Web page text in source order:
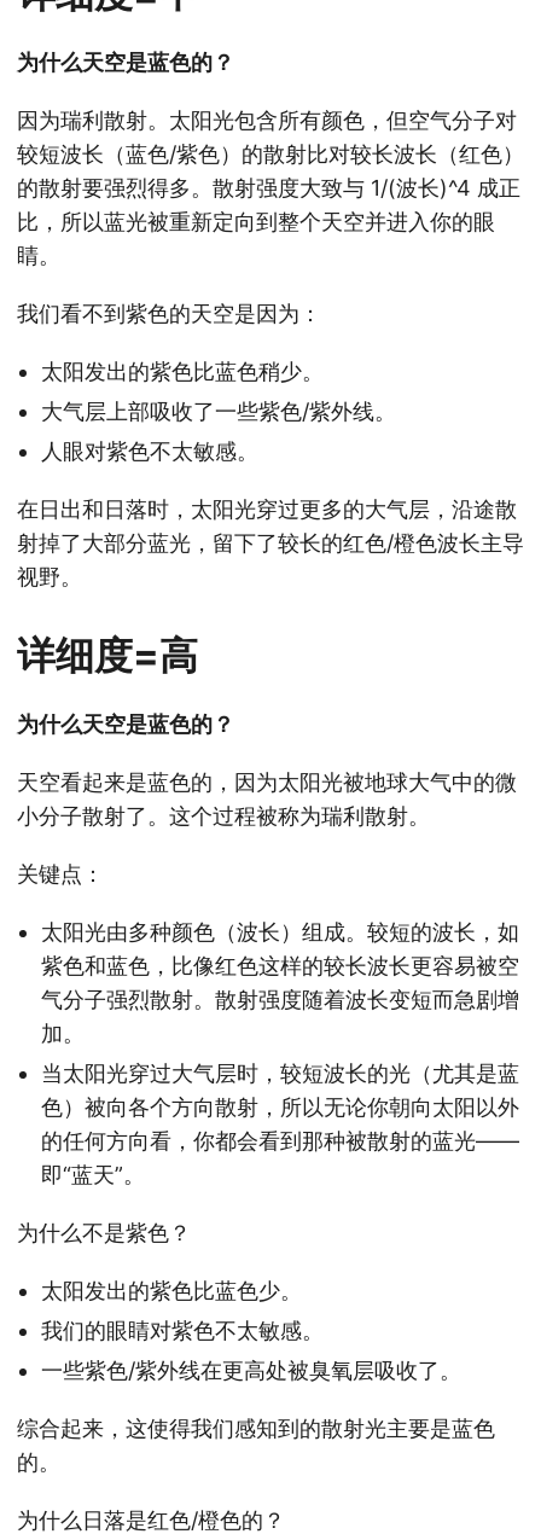
为什么天空是蓝色的？
因为瑞利散射。太阳光包含所有颜色，但空气分子对
较短波长（蓝色/紫色）的散射比对较长波长（红色）
的散射要强烈得多。散射强度大致与 1/(波长)^4 成正
比，所以蓝光被重新定向到整个天空并进入你的眼
睛。
我们看不到紫色的天空是因为：
太阳发出的紫色比蓝色稍少。
大气层上部吸收了一些紫色/紫外线。
人眼对紫色不太敏感。
在日出和日落时，太阳光穿过更多的大气层，沿途散
射掉了大部分蓝光，留下了较长的红色/橙色波长主导
视野。
详细度=高
为什么天空是蓝色的？
天空看起来是蓝色的，因为太阳光被地球大气中的微
小分子散射了。这个过程被称为瑞利散射。
关键点：
太阳光由多种颜色（波长）组成。较短的波长，如
紫色和蓝色，比像红色这样的较长波长更容易被空
气分子强烈散射。散射强度随着波长变短而急剧增
加。
当太阳光穿过大气层时，较短波长的光（尤其是蓝
色）被向各个方向散射，所以无论你朝向太阳以外
的任何方向看，你都会看到那种被散射的蓝光——
即“蓝天”。
为什么不是紫色？
太阳发出的紫色比蓝色少。
我们的眼睛对紫色不太敏感。
一些紫色/紫外线在更高处被臭氧层吸收了。
综合起来，这使得我们感知到的散射光主要是蓝色
的。
为什么日落是红色/橙色的？